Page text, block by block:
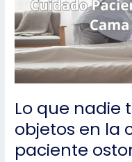
de
los Pacientes
Lo que nadie
objetos en la
paciente